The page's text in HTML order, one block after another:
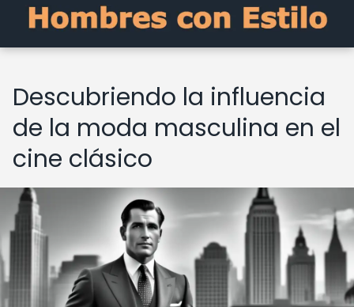
Descubriendo la influencia
de la moda masculina en el
cine clásico